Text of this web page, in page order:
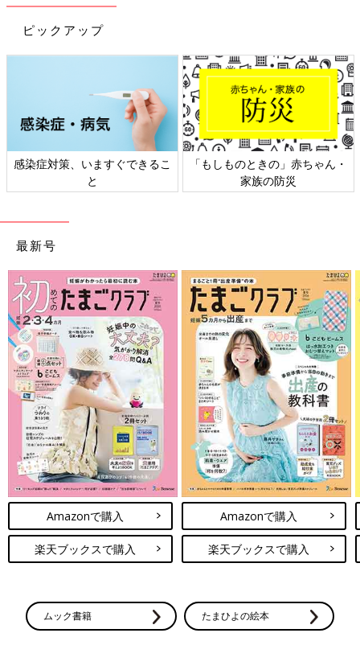
ピックアップ
感染症対策、いますぐできるこ
と
「もしものときの」赤ちゃん・
家族の防災
最新号
Amazonで購入
楽天ブックスで購入
Amazonで購入
楽天ブックスで購入
ムック書籍 たまひよの絵本